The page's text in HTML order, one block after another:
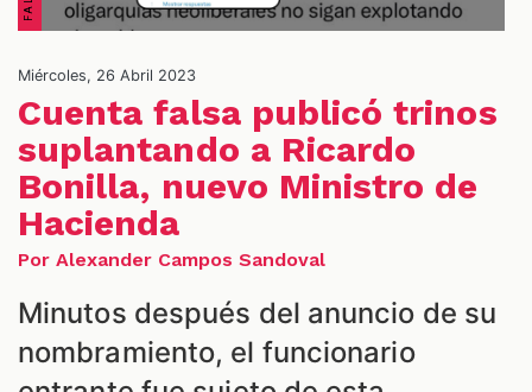
Miércoles, 26 Abril 2023
Cuenta falsa publicó trinos
suplantando a Ricardo
Bonilla, nuevo Ministro de
Hacienda
Por Alexander Campos Sandoval
Minutos después del anuncio de su
nombramiento, el funcionario